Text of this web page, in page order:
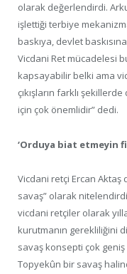
olarak değerlendirdi.
işlettiği terbiye
baskıya, devlet
Vicdani Ret mücadelesi bu
kapsayabilir belki ama
çıkışların farklı
için çok önemlidir” dedi.
‘Orduya biat etmeyin
Vicdani retçi Ercan Aktaş
savaş” olarak
vicdani retçiler olarak
kurutmanın gerekliliğini
savaş konsepti çok
Topyekûn bir savaş